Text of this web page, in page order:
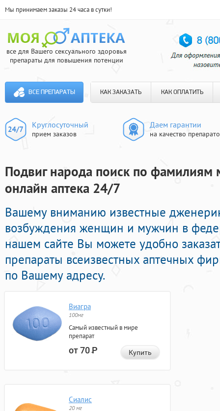
Мы принимаем заказы 24 часа в сутки!
все для Вашего сексуального здоровья
препараты для повышения потенции
ВСЕ ПРЕПАРАТЫ КАК ЗАКАЗАТЬ КАК ОПЛАТИТЬ
Круглосуточный
прием заказов
Даем гарантии
на качество
Подвиг народа поиск по
онлайн аптека 24/7
Вашему вниманию известные
возбуждения женщин и мужчин в
нашем сайте Вы можете удобно
препараты всеизвестных аптечных
по Вашему адресу.
Виагра
100мг
Самый известный в мире
препарат
от 70Р Купить
Сиалис
20 мг